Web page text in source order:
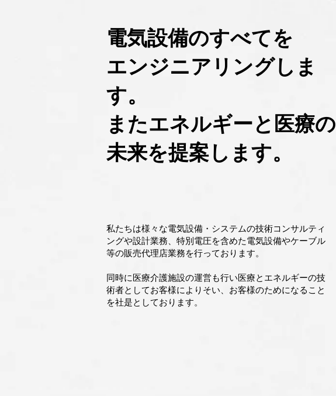
電気設備のすべてを
エンジニアリングしま
す。
またエネルギーと医療の
未来を提案します。
私たちは様々な電気設備・システムの技術コンサルティ
ングや設計業務、特別電圧を含めた電気設備やケーブル
等の販売代理店業務を行っております。
同時に医療介護施設の運営も行い医療とエネルギーの技
術者としてお客様によりそい、お客様のためになること
を社是としております。